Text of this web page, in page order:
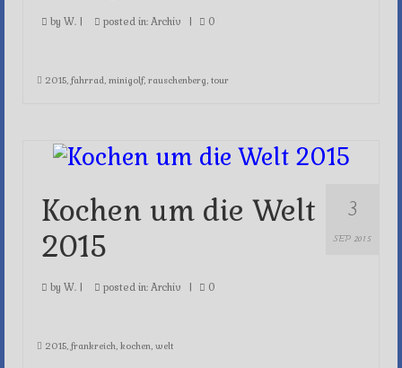
by W. posted in: Archiv 0
2015, fahrrad, minigolf, rauschenberg, tour
3
SEP 2015
Kochen um die Welt
2015
by W. | posted in: Archiv | 0
2015 frankreich kochen welt